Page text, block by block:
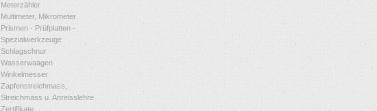
Meterzähler
Multimeter, Mikrometer
Prismen - Prüfplatten -
Spezialwerkzeuge
Schlagschnur
Wasserwaagen
Winkelmesser
Zapfenstreichmass,
Streichmass u. Anreisslehre
Zertifikate